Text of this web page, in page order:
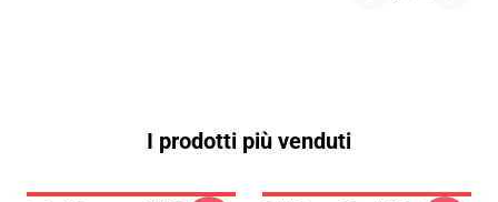
I prodotti più venduti